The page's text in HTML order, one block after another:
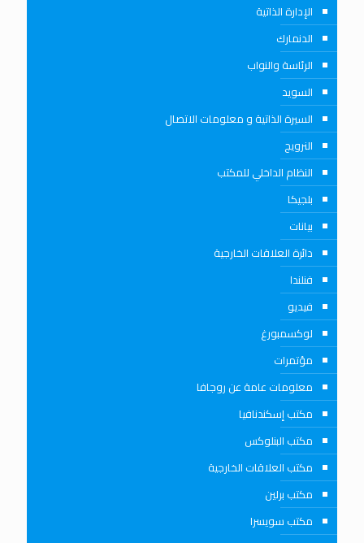
الإدارة الذاتية
الدنمارك
الرئاسة والنواب
السويد
السيرة الذاتية و معلومات الاتصال
النرويج
النظام الداخلي للمكتب
بلجيكا
بيانات
دائرة العلاقات الخارجية
فنلندا
فيديو
لوكسمبورغ
مؤتمرات
معلومات عامة عن روجافا
مكتب إسكندنافيا
مكتب البنلوكس
مكتب العلاقات الخارجية
مكتب برلين
مكتب سويسرا